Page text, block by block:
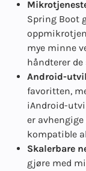
Spring Boot
opp
mye minne
håndterer
Android-
favoritten,
iAndroid-
er
kompatible
Skalerbare
gjøre med